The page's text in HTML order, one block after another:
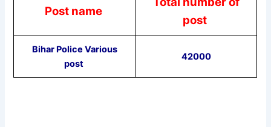
Post name
post
Bihar Police Various
post
42000